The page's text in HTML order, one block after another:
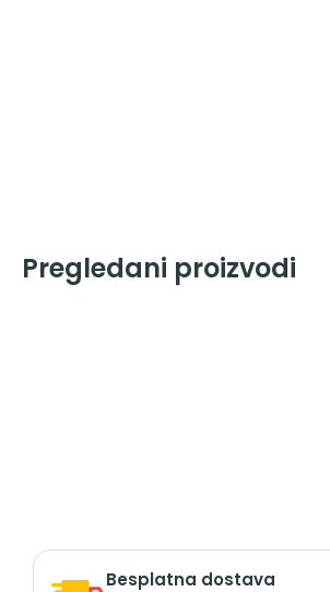
Pregledani proizvodi
Besplatna dostava